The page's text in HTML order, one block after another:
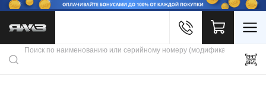
Каталог продукции
Скидки
Контакты